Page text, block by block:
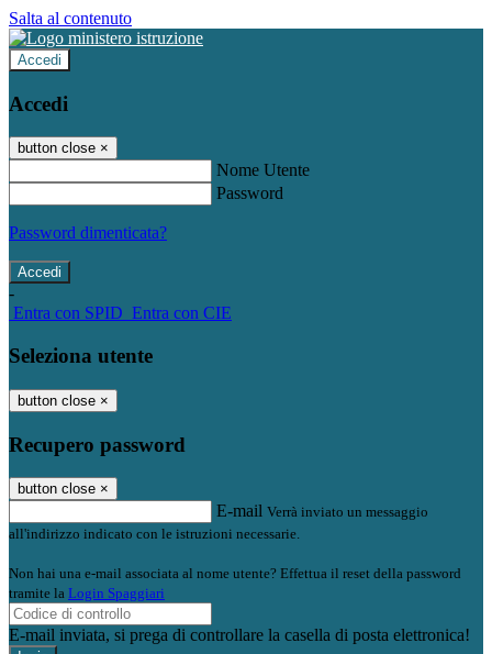
Salta al contenuto
Accedi
Accedi
button close ×
Nome Utente
Password
Password dimenticata?
-
Entra con SPID Entra con CIE
Seleziona utente
button close ×
Recupero password
button close ×
E-mail Verrà inviato un messaggio
all'indirizzo indicato con le istruzioni necessarie.
Non hai una e-mail associata al nome utente? Effettua il reset della password
tramite la Login Spaggiari
E-mail inviata, si prega di controllare la casella di posta elettronica!